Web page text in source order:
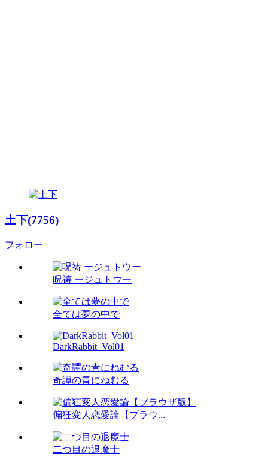
土下(7756)
フォロー
呪祷 ージュトウー
全ては夢の中で
DarkRabbit_Vol01
奇譚の青にねむる
偏狂変人恋愛論【ブラウ...
二つ目の退魔士